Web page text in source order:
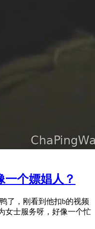
一个嫖娼人？
了，刚看到他扣b的视频
女士服务呀，好像一个忙